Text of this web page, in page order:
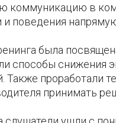
коммуникацию в
поведения
была
способы снижения
Также проработали
принимать